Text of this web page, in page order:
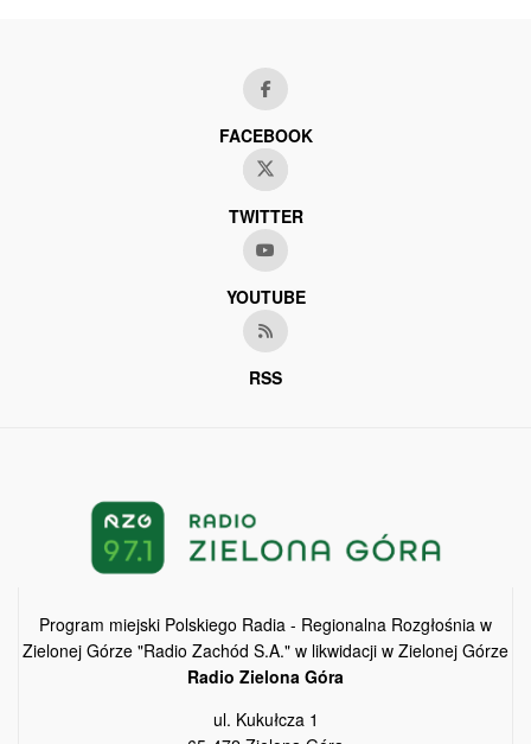
FACEBOOK
TWITTER
YOUTUBE
RSS
Program miejski Polskiego Radia - Regionalna Rozgłośnia w
Zielonej Górze "Radio Zachód S.A." w likwidacji w Zielonej Górze
Radio Zielona Góra
ul. Kukułcza 1